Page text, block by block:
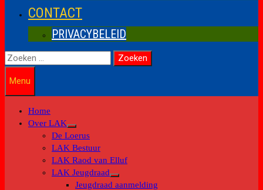
CONTACT
PRIVACYBELEID
Zoeken
naar:
Menu
Home
Over LAK
Toon
submenu
De Loerus
LAK Bestuur
LAK Raod van Elluf
LAK Jeugdraad
Toon
Jeugdraad aanmelding